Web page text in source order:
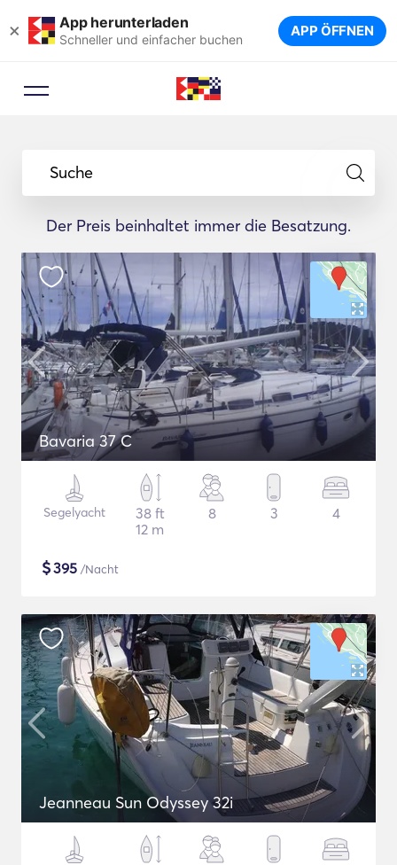
× App herunterladen
Schneller und einfacher buchen APP ÖFFNEN
Suche
Der Preis beinhaltet immer die Besatzung.
Bavaria 37 C
Segelyacht
38 ft
12 m
8 3 4
$395 /Nacht
Jeanneau Sun Odyssey 32i